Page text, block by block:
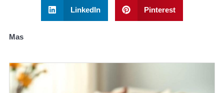
LinkedIn Pinterest
Mas